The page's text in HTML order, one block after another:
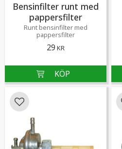
Bensinfilter runt med
pappersfilter
Runt bensinfilter med
pappersfilter
29 KR
Lägg till i favoriter